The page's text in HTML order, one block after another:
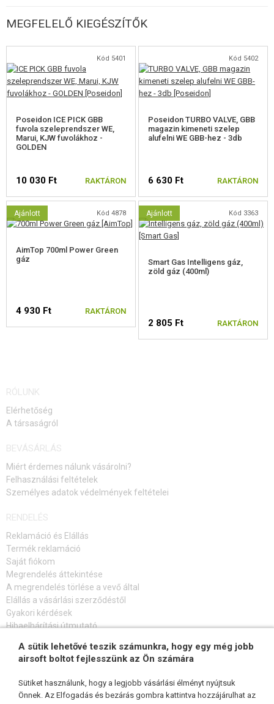
MEGFELELŐ KIEGÉSZÍTŐK
Kód 5401
Poseidon ICE PICK GBB
fuvola szeleprendszer WE,
Marui, KJW fuvolákhoz -
GOLDEN
10 030 Ft RAKTÁRON
Kód 5402
Poseidon TURBO VALVE, GBB
magazin kimeneti szelep
alufelni WE GBB-hez - 3db
6 630 Ft RAKTÁRON
Ajánlott Kód 4878
AimTop 700ml Power Green
gáz
4 930 Ft RAKTÁRON
Ajánlott Kód 3363
Smart Gas Intelligens gáz,
zöld gáz (400ml)
2 805 Ft RAKTÁRON
RÓLUNK
Elérhetőség
A társaságról
BEVÁSÁRLÁS
Miért érdemes nálunk vásárolni?
Felhasználási feltételek
Személyes adatok védelmények feltételei
RENDELÉS
Reklamáció és Elállás
Termék reklamáció
Saját fiókom
Megrendelés áttekintése
A megrendelés törlése a vevő által
Elállás a vásárlási szerződéstől
Gyakori kérdések
Hibaelhárítási útmutató
FELIRATKOZÁS HÍRLEVÉLRE
A sütik lehetővé teszik számunkra, hogy egy még jobb
airsoft boltot fejlesszünk az Ön számára
Sütiket használunk, hogy a legjobb vásárlási élményt nyújtsuk
Önnek. Az Elfogadás és bezárás gombra kattintva hozzájárulhat az